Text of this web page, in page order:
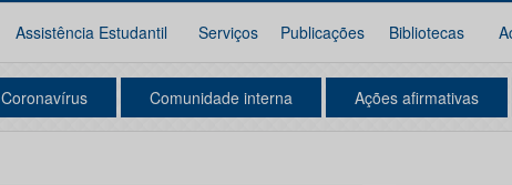
Assistência Estudantil Serviços Publicações Bibliotecas
Coronavírus Comunidade interna Ações afirmativas